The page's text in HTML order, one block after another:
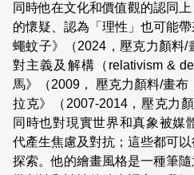
同時他在文化和價值觀的認同
的懷疑、認為「理性」也可能
蠅蚊子》（2024，壓克力顏料/
對主義及解構（relativism &
馬》（2009， 壓克力顏料/畫
拉克》（2007-2014，壓克力
同時也對現實世界和真象被媒
代產生焦慮及對抗；這些都可
探索。他的繪畫風格是一種筆隨